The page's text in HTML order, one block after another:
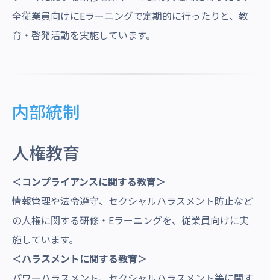
全従業員向けにEラーニングで定期的に行ったりと、教
育・啓発活動を実施しています。
内部統制
人権教育
＜コンプライアンスに関する教育＞
情報管理や法令遵守、セクシャルハラスメント防止など
の人権に関する研修・Eラーニングを、従業員向けに実
施しています。
＜ハラスメントに関する教育＞